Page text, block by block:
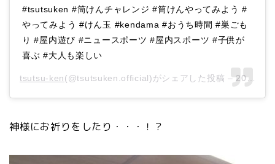
#tsutsuken #筒けんチャレンジ #筒けんやってみよう #
やってみよう #けん玉 #kendama #おうち時間 #巣ごも
り #屋内遊び #ニュースポーツ #屋内スポーツ #子供が
喜ぶ #大人も楽しい
tsutsu-ken(@tsutsuken.official)がシェアした投稿 –2020年 7月月14日午前7時23分PDT
神様にお祈りをしたり・・・！？